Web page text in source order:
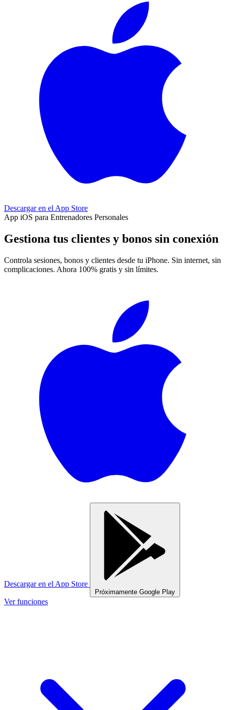
Descargar en el App Store
App iOS para Entrenadores Personales
Gestiona tus clientes y bonos sin conexión
Controla sesiones, bonos y clientes desde tu iPhone. Sin internet, sin
complicaciones. Ahora 100% gratis y sin límites.
Descargar en el App Store
Próximamente Google Play
Ver funciones